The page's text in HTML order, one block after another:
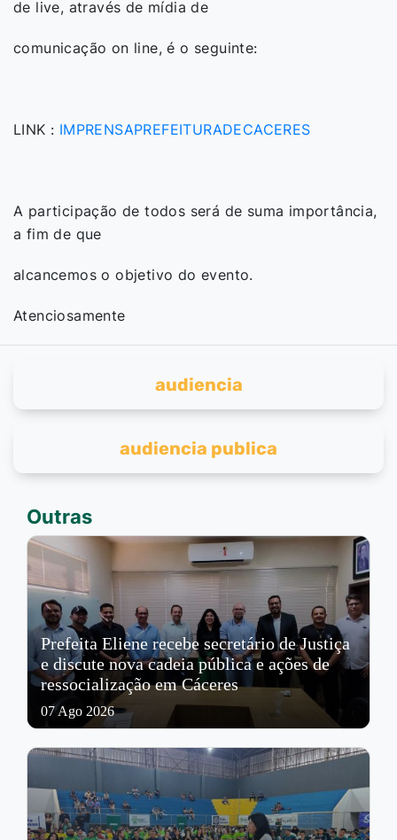
de live, através de mídia de
comunicação on line, é o seguinte:
LINK : IMPRENSAPREFEITURADECACERES
A participação de todos será de suma importância,
a fim de que
alcancemos o objetivo do evento.
Atenciosamente
audiencia
audiencia publica
Outras
Prefeita Eliene recebe secretário de Justiça
e discute nova cadeia pública e ações de
ressocialização em Cáceres
07 Ago 2026